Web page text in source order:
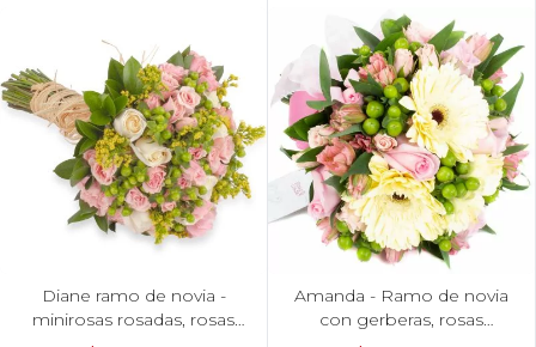
Diane ramo de novia -
minirosas rosadas, rosas
Amanda - Ramo de novia
con gerberas, rosas